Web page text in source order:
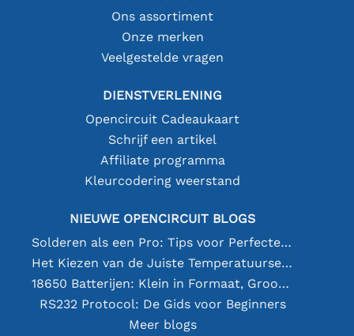
Ons assortiment
Onze merken
Veelgestelde vragen
DIENSTVERLENING
Opencircuit Cadeaukaart
Schrijf een artikel
Affiliate programma
Kleurcodering weerstand
NIEUWE OPENCIRCUIT BLOGS
Solderen als een Pro: Tips voor Perfecte Elektronische Verbindingen
Het Kiezen van de Juiste Temperatuursensor [youtube]
18650 Batterijen: Klein in Formaat, Groot in Prestatie
RS232 Protocol: De Gids voor Beginners
Meer blogs